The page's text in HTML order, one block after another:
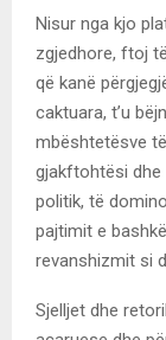
Nisur nga kjo
zgjedhore, ftoj
që kanë
caktuara, t’u
mbështetësve
gjakftohtësi dhe
politik, të
pajtimit e
revanshizmit si
Sjelljet dhe